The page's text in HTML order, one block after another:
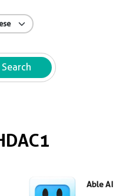
Search
Able AI